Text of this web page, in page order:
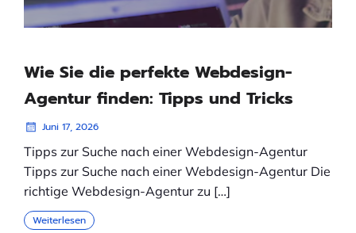
Wie Sie die perfekte Webdesign-
Agentur finden: Tipps und Tricks
Juni 17, 2026
Tipps zur Suche nach einer Webdesign-Agentur
Tipps zur Suche nach einer Webdesign-Agentur Die
richtige Webdesign-Agentur zu […]
Weiterlesen